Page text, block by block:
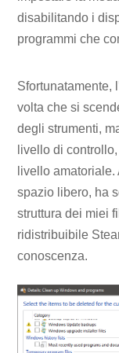
disabilitando i
programmi che
Sfortunatamente,
volta che si
degli strumenti,
livello di
livello
spazio libero, ha
struttura dei miei
ridistribuibile
conoscenza.